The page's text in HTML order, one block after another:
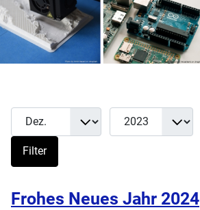
Filter
Monat Jahr
Filter
Frohes Neues Jahr 2024